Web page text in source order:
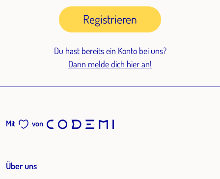
Registrieren
Du hast bereits ein Konto bei uns?
Dann melde dich hier an!
Mit von
Über uns